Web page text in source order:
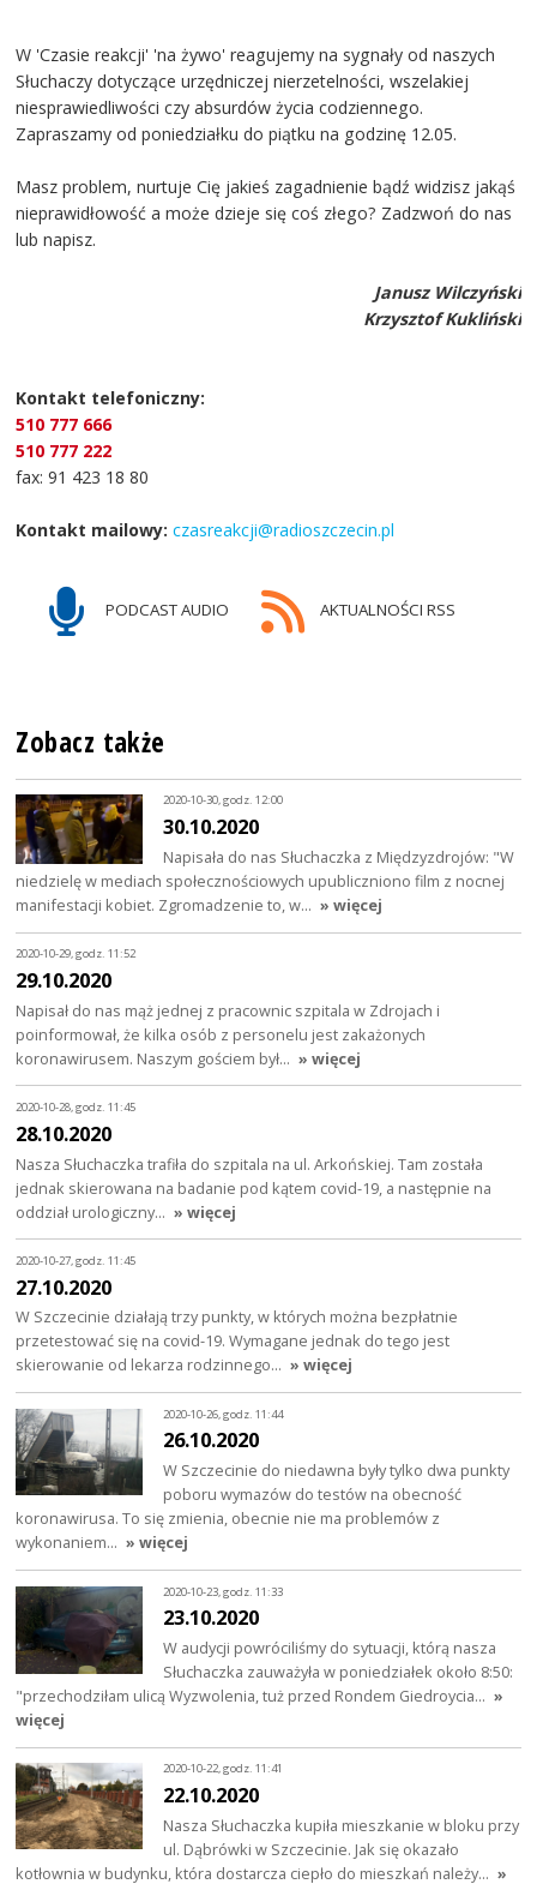
W 'Czasie reakcji' 'na żywo' reagujemy na sygnały od naszych
Słuchaczy dotyczące urzędniczej nierzetelności, wszelakiej
niesprawiedliwości czy absurdów życia codziennego.
Zapraszamy od poniedziałku do piątku na godzinę 12.05.
Masz problem, nurtuje Cię jakieś zagadnienie bądź widzisz jakąś
nieprawidłowość a może dzieje się coś złego? Zadzwoń do nas
lub napisz.
Janusz Wilczyński
Krzysztof Kukliński
Kontakt telefoniczny:
510 777 666
510 777 222
fax: 91 423 18 80
Kontakt mailowy: czasreakcji@radioszczecin.pl
PODCAST AUDIO AKTUALNOŚCI RSS
Zobacz także
2020-10-30, godz. 12:00
30.10.2020
Napisała do nas Słuchaczka z Międzyzdrojów: "W
niedzielę w mediach społecznościowych upubliczniono film z nocnej
manifestacji kobiet. Zgromadzenie to, w… » więcej
2020-10-29, godz. 11:52
29.10.2020
Napisał do nas mąż jednej z pracownic szpitala w Zdrojach i
poinformował, że kilka osób z personelu jest zakażonych
koronawirusem. Naszym gościem był… » więcej
2020-10-28, godz. 11:45
28.10.2020
Nasza Słuchaczka trafiła do szpitala na ul. Arkońskiej. Tam została
jednak skierowana na badanie pod kątem covid-19, a następnie na
oddział urologiczny… » więcej
2020-10-27, godz. 11:45
27.10.2020
W Szczecinie działają trzy punkty, w których można bezpłatnie
przetestować się na covid-19. Wymagane jednak do tego jest
skierowanie od lekarza rodzinnego… » więcej
2020-10-26, godz. 11:44
26.10.2020
W Szczecinie do niedawna były tylko dwa punkty
poboru wymazów do testów na obecność
koronawirusa. To się zmienia, obecnie nie ma problemów z
wykonaniem… » więcej
2020-10-23, godz. 11:33
23.10.2020
W audycji powróciliśmy do sytuacji, którą nasza
Słuchaczka zauważyła w poniedziałek około 8:50:
"przechodziłam ulicą Wyzwolenia, tuż przed Rondem Giedroycia… »
więcej
2020-10-22, godz. 11:41
22.10.2020
Nasza Słuchaczka kupiła mieszkanie w bloku przy
ul. Dąbrówki w Szczecinie. Jak się okazało
kotłownia w budynku, która dostarcza ciepło do mieszkań należy… »